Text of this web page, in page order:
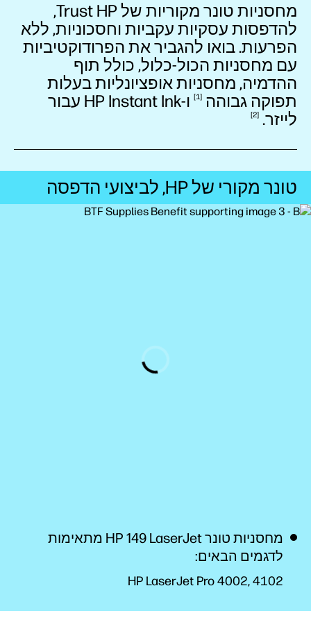
מחסניות טונר מקוריות של Trust HP,
להדפסות עסקיות עקביות וחסכוניות, ללא
הפרעות. בואו להגביר את הפרודוקטיביות
עם מחסניות הכול-כלול, כולל תוף
ההדמיה, מחסניות אופציונליות בעלות
תפוקה גבוהה 1
ו-HP Instant Ink עבור
לייזר.
2
טונר מקורי של HP, לביצועי הדפסה
מחסניות טונר HP 149 LaserJet מתאימות
לדגמים הבאים:
HP LaserJet Pro 4002, 4102